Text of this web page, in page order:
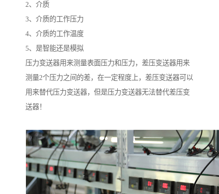
2、介质
3、介质的工作压力
4、介质的工作温度
5、是智能还是模拟
压力变送器用来测量表面压力和压力，差压变送器用来
测量2个压力之间的差，在一定程度上，差压变送器可以
用来替代压力变送器，但是压力变送器无法替代差压变
送器！